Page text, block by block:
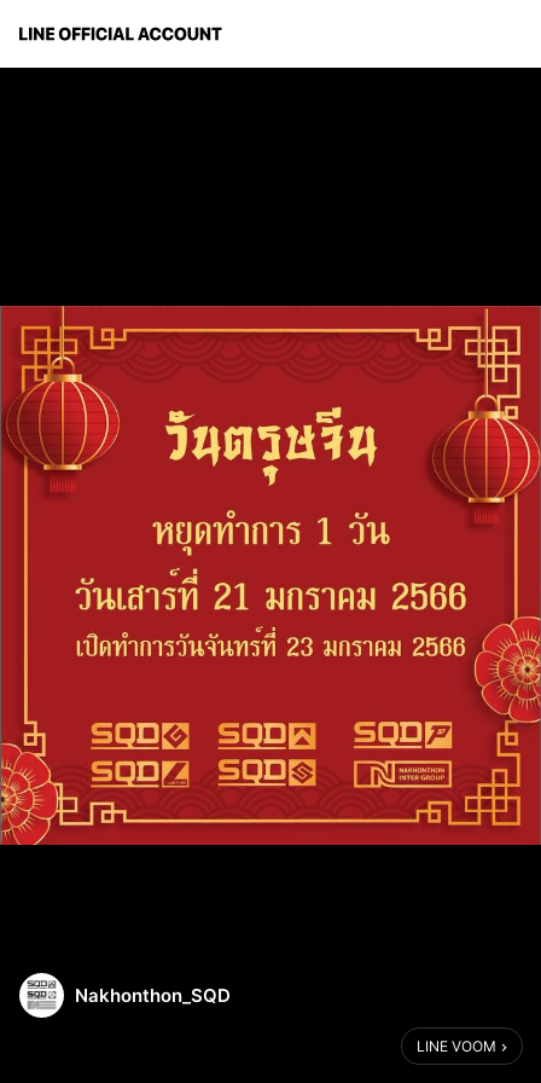
Nakhonthon_SQD
LINE VOOM